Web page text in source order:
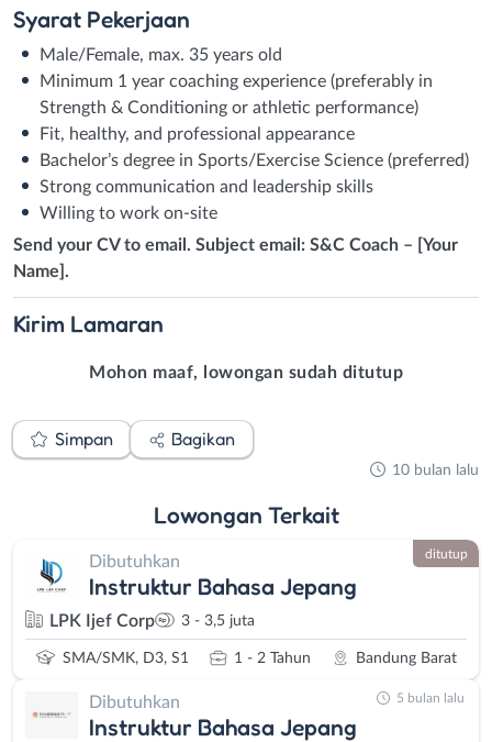
Syarat Pekerjaan
Male/Female, max. 35 years old
Minimum 1 year coaching experience (preferably in
Strength & Conditioning or athletic performance)
Fit, healthy, and professional appearance
Bachelor’s degree in Sports/Exercise Science (preferred)
Strong communication and leadership skills
Willing to work on-site
Send your CV to email. Subject email: S&C Coach – [Your
Name].
Kirim Lamaran
Mohon maaf, lowongan sudah ditutup
Simpan Bagikan
10 bulan lalu
Lowongan Terkait
Dibutuhkan
Instruktur Bahasa Jepang
LPK Ijef Corp 3 - 3,5 juta
SMA/SMK, D3, S1 1 - 2 Tahun Bandung Barat
ditutup
Dibutuhkan
Instruktur Bahasa Jepang
5 bulan lalu